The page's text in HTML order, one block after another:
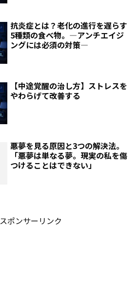
抗炎症とは？老化の進行を遅らす
5種類の食べ物。―アンチエイジ
ングには必須の対策―
【中途覚醒の治し方】ストレスを
やわらげて改善する
悪夢を見る原因と3つの解決法。
「悪夢は単なる夢。現実の私を傷
つけることはできない」
スポンサーリンク